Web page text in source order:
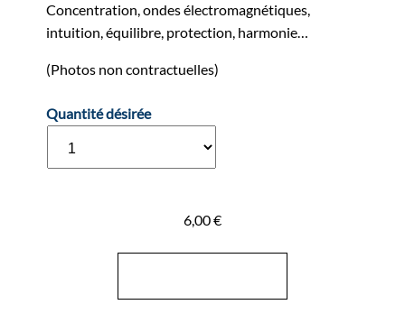
à
24,00 €
Concentration, ondes électromagnétiques,
intuition, équilibre, protection, harmonie…
(Photos non contractuelles)
Quantité désirée
6,00€